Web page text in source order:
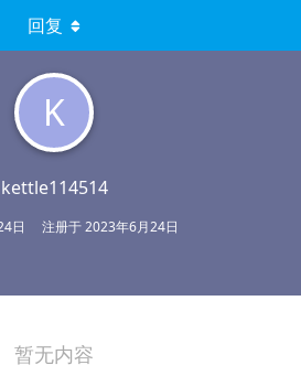
K
kettle114514
日 注册于2023年6月24日
回复
暂无内容